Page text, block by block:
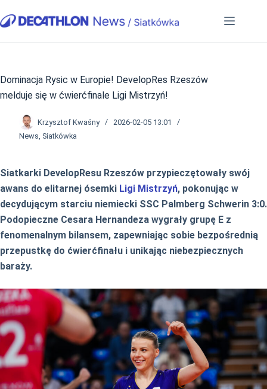
do
Dominacja Rysic w Europie! DevelopRes Rzeszów
melduje się w ćwierćfinale Ligi Mistrzyń!
Krzysztof Kwaśny
2026-02-05 13:01
News, Siatkówka
Siatkarki DevelopResu Rzeszów przypieczętowały swój
awans do elitarnej ósemki Ligi Mistrzyń, pokonując w
decydującym starciu niemiecki SSC Palmberg Schwerin 3:0.
Podopieczne Cesara Hernandeza wygrały grupę E z
fenomenalnym bilansem, zapewniając sobie bezpośrednią
przepustkę do ćwierćfinału i unikając niebezpiecznych
baraży.